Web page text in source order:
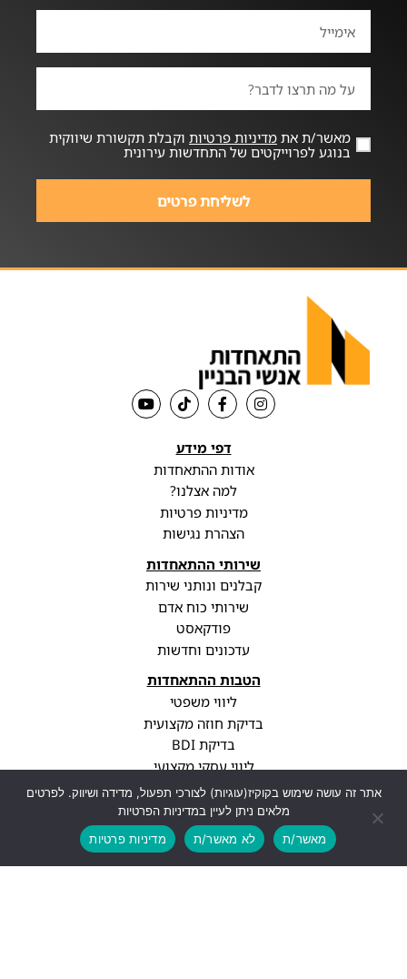
מאשר/ת את מדיניות פרטיות וקבלת תקשורת שיווקית
בנוגע לפרוייקטים של התחדשות עירונית
לשליחת פרטים
דפי מידע
אודות ההתאחדות
למה אצלנו?
מדיניות פרטיות
הצהרת נגישות
שירותי ההתאחדות
קבלנים ונותני שירות
שירותי כוח אדם
פודקאסט
עדכונים וחדשות
הטבות ההתאחדות
ליווי משפטי
בדיקת חוזה מקצועית
בדיקת BDI
ליווי עסקי מקצועי
סיווג קבלני
עדכוני רגולציה
פרופיל חברה
אתר זה עושה שימוש בקוקיז(עוגיות) לצורכי תפעול, מדידה ושיווק. לפרטים
מלאים ניתן לעיין במדיניות הפרטיות
מאשר/ת
לא מאשר/ת מדיניות פרטיות